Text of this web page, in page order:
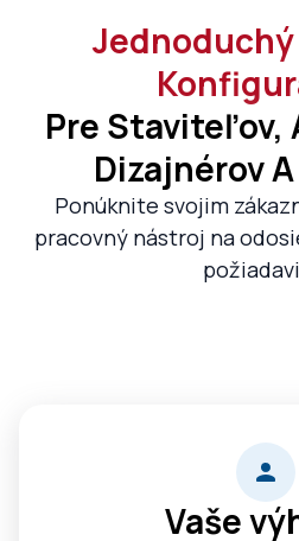
Jednoduchý
Pre Staviteľov,
Dizajnérov
Ponúknite svojim
pracovný nástroj na
Vaše